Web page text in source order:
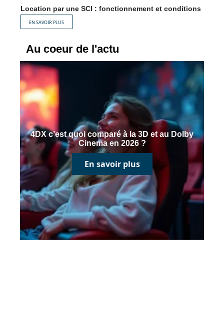
Location par une SCI : fonctionnement et conditions
EN SAVOIR PLUS
Au coeur de l'actu
4DX c’est quoi comparé à la 3D et au Dolby
Cinema en 2026 ?
En savoir plus